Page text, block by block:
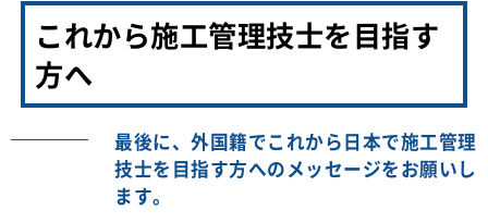
これから施工管理技士を目指す
方へ
最後に、外国籍でこれから日本で施工管理
技士を目指す方へのメッセージをお願いし
ます。